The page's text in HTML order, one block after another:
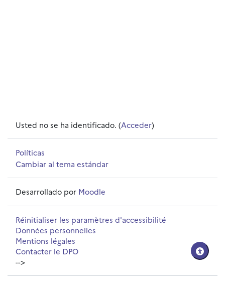
Usted no se ha identificado. (Acceder)
Políticas
Cambiar al tema estándar
Desarrollado por Moodle
Réinitialiser les paramètres d'accessibilité
Données personnelles
Mentions légales
Contacter le DPO
-->